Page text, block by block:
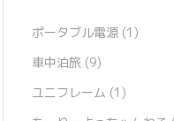
ポータブル電源 (1)
車中泊旅 (9)
ユニフレーム (1)